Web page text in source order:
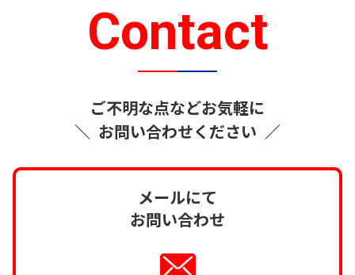
Contact
＼
ご不明な点などお気軽に
お問い合わせください ／
メールにて
お問い合わせ